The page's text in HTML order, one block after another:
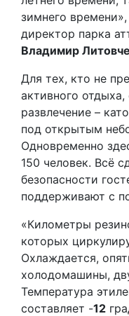
зимнего
директор парка
Владимир
Для тех, кто не
активного
развлечение –
под открытым
Одновременно
150 человек. Всё
безопасности
поддерживают с
«Километры
которых
Охлаждается,
холодомашины,
Температура
составляет -12